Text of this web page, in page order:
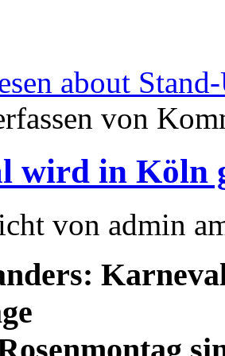
about
von
wird in Köln
von admin